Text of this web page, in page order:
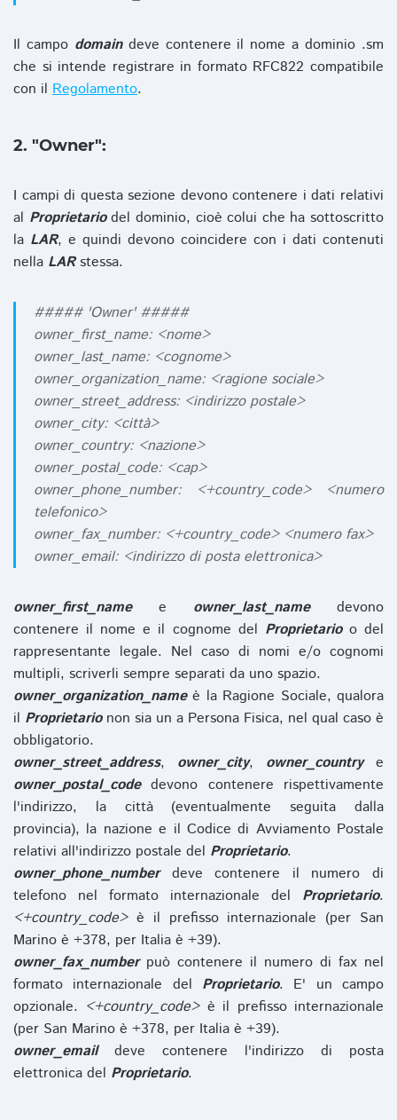
Il campo domaindeve contenere il nome a dominio .sm
che si intende registrare in formato RFC822 compatibile
con il Regolamento.
2. "Owner":
I campi di questa sezione devono contenere i dati relativi
al Proprietariodel dominio, cioè colui che ha sottoscritto
la LAR, e quindi devono coincidere con i dati contenuti
nella LARstessa.
##### 'Owner' #####
owner_first_name: <nome>
owner_last_name: <cognome>
owner_organization_name: <ragione sociale>
owner_street_address: <indirizzo postale>
owner_city: <città>
owner_country: <nazione>
owner_postal_code: <cap>
owner_phone_number: <+country_code> <numero
telefonico>
owner_fax_number: <+country_code> <numero fax>
owner_email: <indirizzo di posta elettronica>
owner_first_namee owner_last_namedevono
contenere il nome e il cognome del Proprietarioo del
rappresentante legale. Nel caso di nomi e/o cognomi
multipli, scriverli sempre separati da uno spazio.
owner_organization_nameè la Ragione Sociale, qualora
il Proprietarionon sia un a Persona Fisica, nel qual caso è
obbligatorio.
owner_street_address, owner_city, owner_countrye
owner_postal_codedevono contenere rispettivamente
l'indirizzo, la città (eventualmente seguita dalla
provincia), la nazione e il Codice di Avviamento Postale
relativi all'indirizzo postale del Proprietario.
owner_phone_numberdeve contenere il numero di
telefono nel formato internazionale del Proprietario.
<+country_code>è il prefisso internazionale (per San
Marino è +378, per Italia è +39).
owner_fax_numberpuò contenere il numero di fax nel
formato internazionale del Proprietario. E' un campo
opzionale. <+country_code>è il prefisso internazionale
(per San Marino è +378, per Italia è +39).
owner_emaildeve contenere l'indirizzo di posta
elettronica del Proprietario.